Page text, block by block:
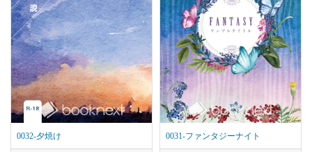
0032-夕焼け 0031-ファンタジーナイト